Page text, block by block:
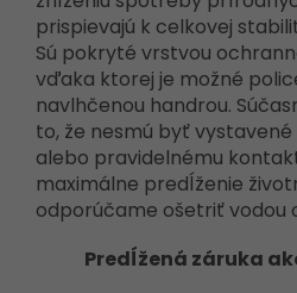
prispievajú k celkovej
Sú pokryté vrstvou
vďaka ktorej je možné
navlhčenou handrou.
to, že nesmú byť
alebo pravidelnému
maximálne predĺženie
odporúčame ošetriť vodou
Predĺžená záruka